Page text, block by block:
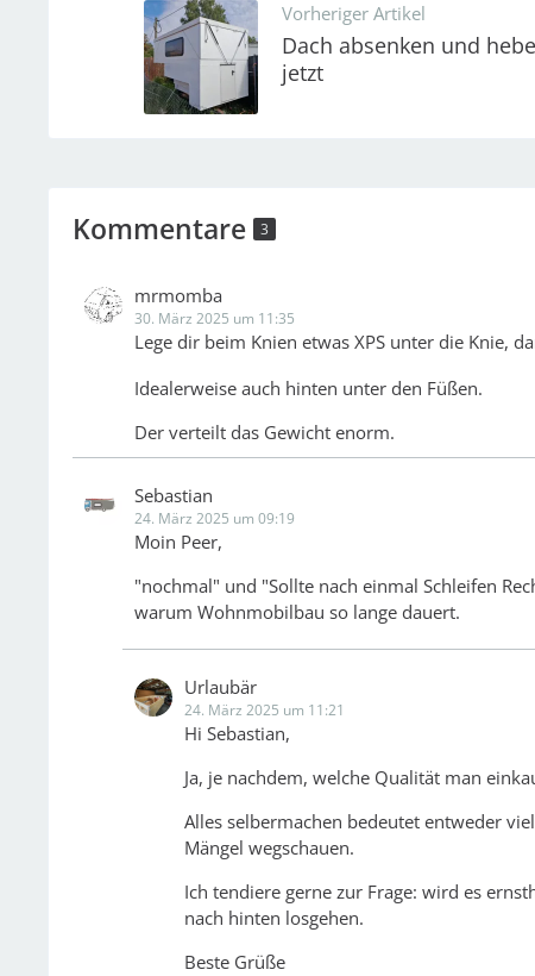
Vorheriger Artikel
Dach absenken und
jetzt
Kommentare 3
mrmomba
30. März 2025 um 11:35
Lege dir beim Knien etwas XPS unter die Knie,
Idealerweise auch hinten unter den Füßen.
Der verteilt das Gewicht enorm.
Sebastian
24. März 2025 um 09:19
Moin Peer,
"nochmal" und "Sollte nach einmal Schleifen
warum Wohnmobilbau so lange dauert.
Urlaubär
24. März 2025 um 11:21
Hi Sebastian,
Ja, je nachdem, welche Qualität man
Alles selbermachen bedeutet entweder
Mängel wegschauen.
Ich tendiere gerne zur Frage: wird es
nach hinten losgehen.
Beste Grüße